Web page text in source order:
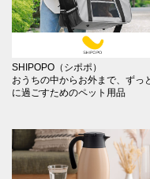
SHIPOPO（シポポ）
おうちの中からお外まで、ずっ
に過ごすためのペット用品